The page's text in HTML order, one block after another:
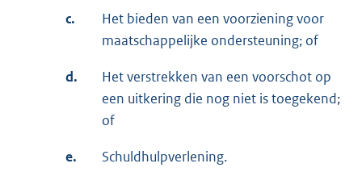
c.
Het bieden van een voorziening voor
maatschappelijke ondersteuning; of
d.
Het verstrekken van een voorschot op
een uitkering die nog niet is toegekend;
of
e. Schuldhulpverlening.